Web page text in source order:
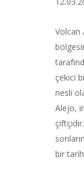
Volcan
çekici
nesli
Alejo,
bir